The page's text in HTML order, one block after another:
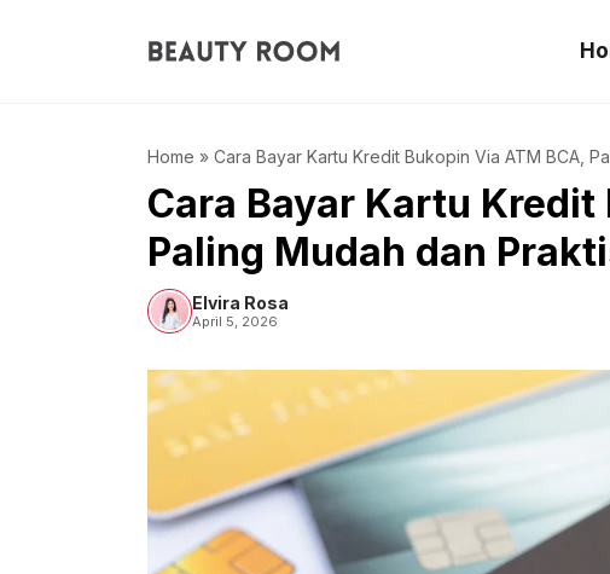
Home » Cara Bayar Kartu Kredit Bukopin Via ATM BCA,
Cara Bayar Kartu Kredit
Paling Mudah dan
Elvira Rosa
April 5, 2026